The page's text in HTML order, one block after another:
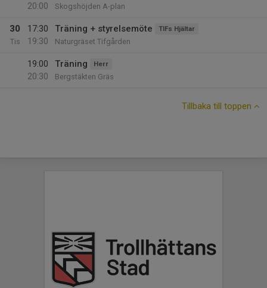
20:00
Skogshöjden A-plan
30
Tis
17:30
19:30
Träning + styrelsemöte TIFs Hjältar
Naturgräset Tifgården
19:00
20:30
Träning Herr
Bergstäkten Gräs
Tillbaka till toppen